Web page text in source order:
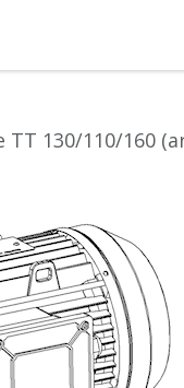
130/110/160